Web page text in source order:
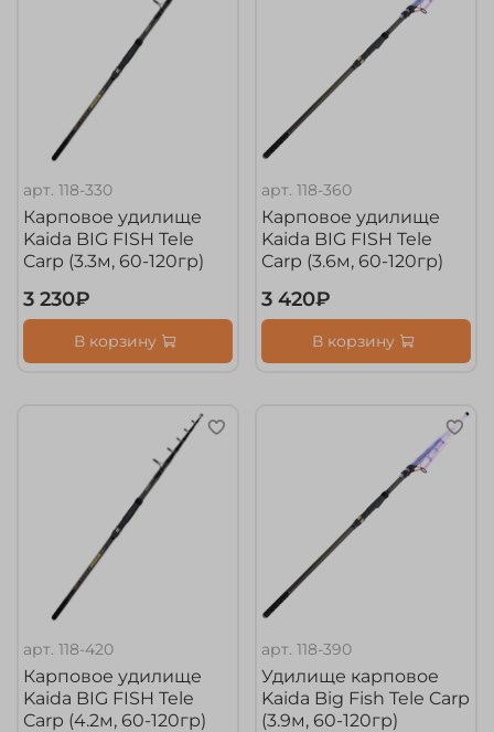
арт.118-330
Карповое удилище
Kaida BIG FISH Tele
Carp (3.3м, 60-120гр)
3 230₽
В корзину
арт.118-360
Карповое удилище
Kaida BIG FISH Tele
Carp (3.6м, 60-120гр)
3 420₽
В корзину
арт.118-420
Карповое удилище
Kaida BIG FISH Tele
Carp (4.2м, 60-120гр)
арт.118-390
Удилище карповое
Kaida Big Fish Tele Carp
(3.9м, 60-120гр)